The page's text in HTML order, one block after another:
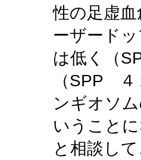
性の足虚
ーザード
は低く（
（SPP ４
ンギオソ
いうこと
と相談し